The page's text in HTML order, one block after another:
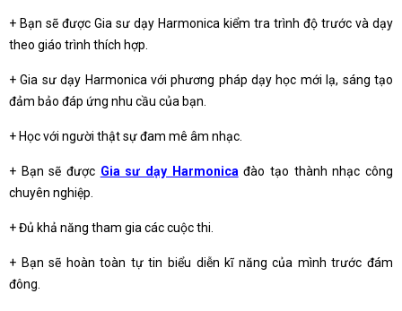
+ Bạn sẽ được Gia sư dạy Harmonica kiểm tra trình độ trước và dạy
theo giáo trình thích hợp.
+ Gia sư dạy Harmonica với phương pháp dạy học mới lạ, sáng tạo
đảm bảo đáp ứng nhu cầu của bạn.
+ Học với người thật sự đam mê âm nhạc.
+ Bạn sẽ được Gia sư dạy Harmonica đào tạo thành nhạc công
chuyên nghiệp.
+ Đủ khả năng tham gia các cuộc thi.
+ Bạn sẽ hoàn toàn tự tin biểu diễn kĩ năng của mình trước đám
đông.